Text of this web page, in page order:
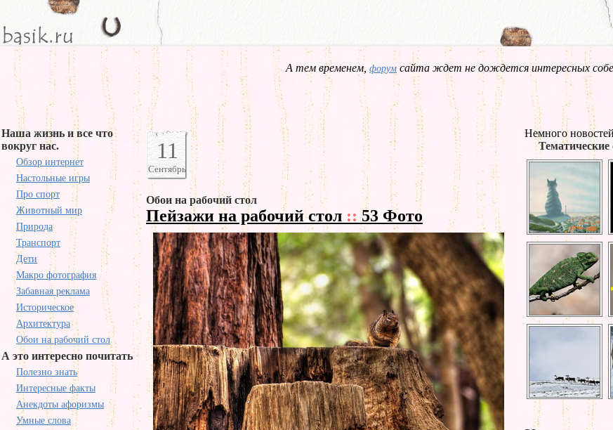
А тем временем, форум сайта ждет не дождется интересных
Наша жизнь и все что
вокруг нас.
Обзор интернет
Настольные игры
Про спорт
Животный мир
Природа
Транспорт
Дети
Макро фотография
Забавная реклама
Историческое
Архитектура
Обои на рабочий стол
А это интересно почитать
Полезно знать
Интересные факты
Анекдоты афоризмы
Умные слова
11
Сентябрь
Обои на рабочий стол
Пейзажи на рабочий стол :: 53 Фото
Немного